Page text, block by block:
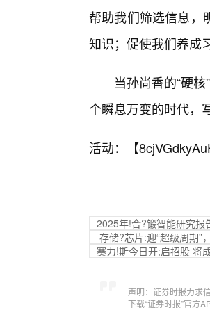
帮助我们筛选信息，
知识；促使我们养成
当孙尚香的“硬
个瞬息万变的时代，
活动：【
2025年!合?锻智能研究报
存储?芯片:迎“超级周期
赛力!斯今日开;启招股 将
声明：证券时报力求
下载“证券时报”官方